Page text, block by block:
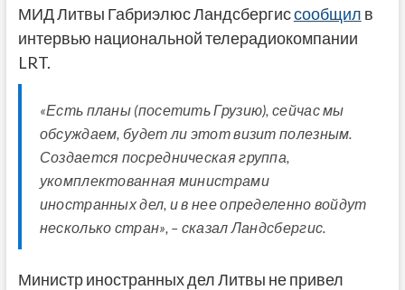
МИД Литвы Габриэлюс Ландсбергиссообщил в
интервью национальной телерадиокомпании
LRT.
«Есть планы (посетить Грузию), сейчас мы
обсуждаем, будет ли этот визит полезным.
Создается посредническая группа,
укомплектованная министрами
иностранных дел, и в нее определенно войдут
несколько стран», – сказал Ландсбергис.
Министр иностранных дел Литвы не привел